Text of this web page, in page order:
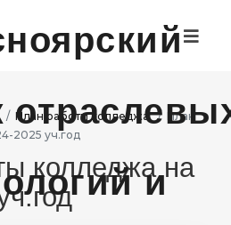
План работы колледжа
План
2025 уч.год
колледжа на